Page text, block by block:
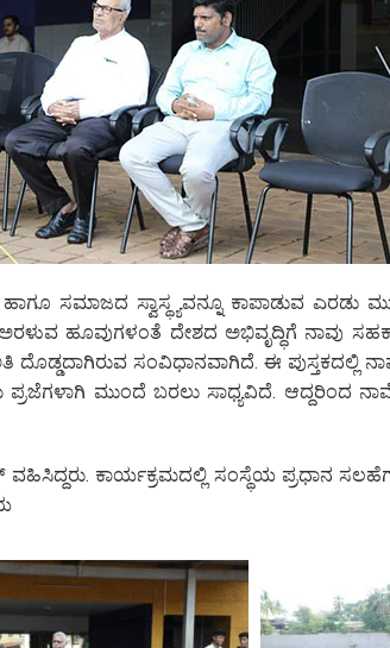
ಸಮಾಜದ ಸ್ವಾಸ್ಥ್ಯವನ್ನೂ ಕಾಪಾಡುವ ಎರಡು
ಹೂವುಗಳಂತೆ ದೇಶದ ಅಭಿವೃದ್ಧಿಗೆ ನಾವು
ಸಂವಿಧಾನವಾಗಿದೆ. ಈ ಪುಸ್ತಕದಲ್ಲಿ
ಮುಂದೆ ಬರಲು ಸಾಧ್ಯವಿದೆ. ಆದ್ದರಿಂದ
ವಹಿಸಿದ್ದರು. ಕಾರ್ಯಕ್ರಮದಲ್ಲಿ ಸಂಸ್ಥೆಯ ಪ್ರಧಾನ